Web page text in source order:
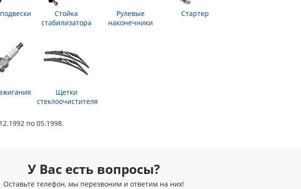
Стойка
стабилизатора
Рулевые
наконечники
Стартер
Щетки
стеклоочистителя
по 05.1998.
У Вас есть вопросы?
Оставьте телефон, мы перезвоним и ответим на них!